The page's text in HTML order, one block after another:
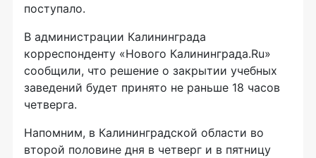
поступало.
В администрации Калининграда
корреспонденту «Нового Калининграда.Ru»
сообщили, что решение о закрытии учебных
заведений будет принято не раньше 18 часов
четверга.
Напомним, в Калининградской области во
второй половине дня в четверг и в пятницу